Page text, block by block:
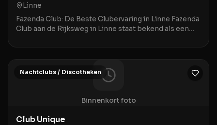
Linne
Fazenda Club: De Beste Clubervaring in Linne Fazenda
Club aan de Rijksweg in Linne staat bekend als een
Binnenkort foto
Nachtclubs / Discotheken
Club Unique